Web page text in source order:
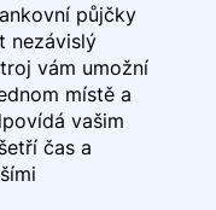
půjčky
nezávislý
vám umožní
místě a
vašim
čas a